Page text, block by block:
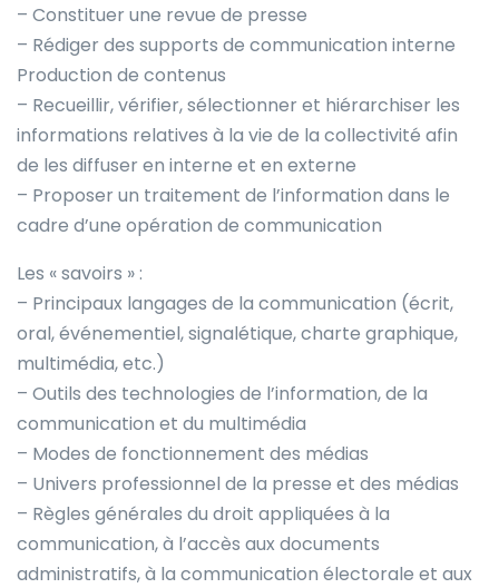
– Constituer une revue de presse
– Rédiger des supports de communication interne
Production de contenus
– Recueillir, vérifier, sélectionner et hiérarchiser les
informations relatives à la vie de la collectivité afin
de les diffuser en interne et en externe
– Proposer un traitement de l’information dans le
cadre d’une opération de communication
Les « savoirs » :
– Principaux langages de la communication (écrit,
oral, événementiel, signalétique, charte graphique,
multimédia, etc.)
– Outils des technologies de l’information, de la
communication et du multimédia
– Modes de fonctionnement des médias
– Univers professionnel de la presse et des médias
– Règles générales du droit appliquées à la
communication, à l’accès aux documents
administratifs, à la communication électorale et aux